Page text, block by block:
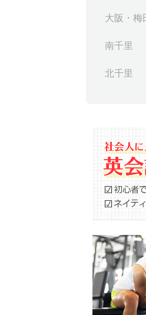
大阪・梅
南千里
北千里